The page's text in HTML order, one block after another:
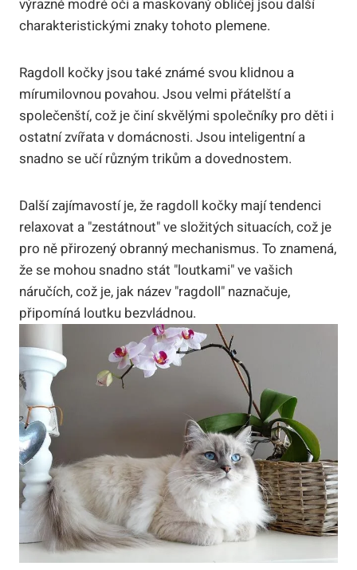
výrazné modré oči ⁤a maskovaný obličej jsou​ další
charakteristickými znaky tohoto plemene.
Ragdoll kočky⁣ jsou také známé svou klidnou a
‍mírumilovnou povahou. Jsou velmi⁢ přátelští a
společenští, což je činí skvělými společníky ‍pro děti‌ i
ostatní​ zvířata v domácnosti. Jsou inteligentní⁤ a
snadno se učí různým trikům a​ dovednostem.
Další zajímavostí je, že ragdoll kočky mají tendenci
relaxovat a "zestátnout" ve složitých situacích, což je
pro ně přirozený obranný mechanismus. To⁢ znamená,
že ​se mohou snadno⁤ stát "loutkami" ve ‍vašich
náručích, což je, jak název "ragdoll" naznačuje,⁢
připomíná loutku bezvládnou.